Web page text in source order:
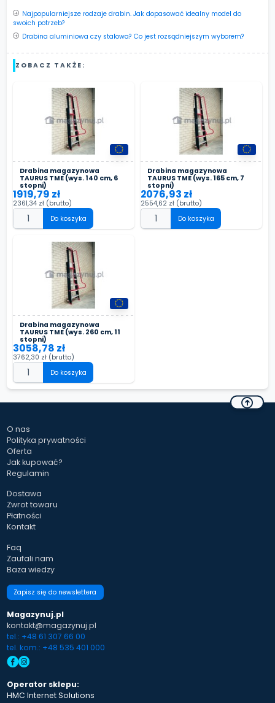
Najpopularniejsze rodzaje drabin. Jak dopasować idealny model do
swoich potrzeb?
Drabina aluminiowa czy stalowa? Co jest rozsądniejszym wyborem?
ZOBACZ TAKŻE:
Drabina magazynowa
TAURUS TME (wys. 140 cm, 6
stopni)
1919,79 zł
2361,34 zł (brutto)
Do koszyka
Drabina magazynowa
TAURUS TME (wys. 165 cm, 7
stopni)
2076,93 zł
2554,62 zł (brutto)
Do koszyka
Drabina magazynowa
TAURUS TME (wys. 260 cm, 11
stopni)
3058,78 zł
3762,30 zł (brutto)
Do koszyka
O nas
Polityka prywatności
Oferta
Jak kupować?
Regulamin
Dostawa
Zwrot towaru
Płatności
Kontakt
Faq
Zaufali nam
Baza wiedzy
Zapisz się do newslettera
Magazynuj.pl
kontakt@magazynuj.pl
tel.: +48 61 307 66 00
tel. kom.: +48 535 401 000
Operator sklepu:
HMC Internet Solutions